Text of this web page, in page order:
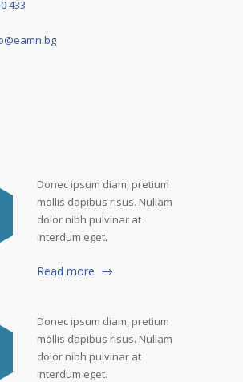
433
Donec ipsum diam, pretium
mollis dapibus risus. Nullam
dolor nibh pulvinar at
interdum eget.
Read more
Donec ipsum diam, pretium
mollis dapibus risus. Nullam
dolor nibh pulvinar at
interdum eget.